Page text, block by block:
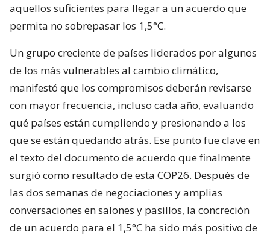
aquellos suficientes para llegar a un acuerdo que
permita no sobrepasar los 1,5°C.
Un grupo creciente de países liderados por algunos
de los más vulnerables al cambio climático,
manifestó que los compromisos deberán revisarse
con mayor frecuencia, incluso cada año, evaluando
qué países están cumpliendo y presionando a los
que se están quedando atrás. Ese punto fue clave en
el texto del documento de acuerdo que finalmente
surgió como resultado de esta COP26. Después de
las dos semanas de negociaciones y amplias
conversaciones en salones y pasillos, la concreción
de un acuerdo para el 1,5°C ha sido más positivo de